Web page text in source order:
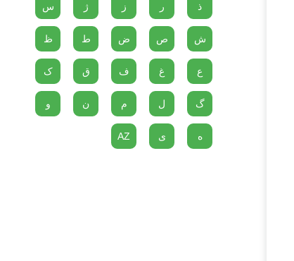
ذ ر ز ژ س
ش ص ض ط ظ
ع غ ف ق ک
گ ل م ن و
ه ی AZ